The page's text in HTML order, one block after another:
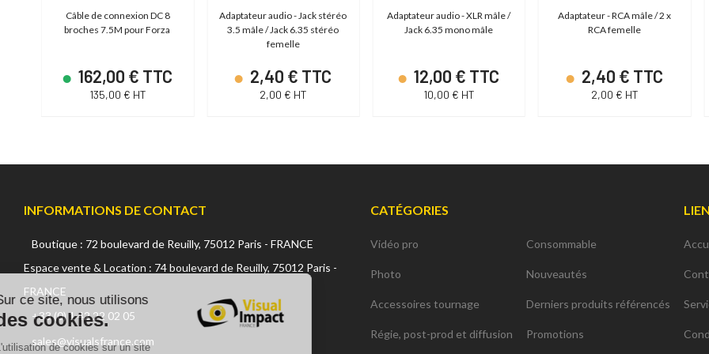
Câble de connexion DC 8
broches 7.5M pour Forza
162,00 € TTC
135,00 € HT
Adaptateur audio - Jack stéréo
3.5 mâle / Jack 6.35 stéréo
femelle
2,40 € TTC
2,00 € HT
Adaptateur audio - XLR mâle /
Jack 6.35 mono mâle
12,00 € TTC
10,00 € HT
Adaptateur - RCA mâle / 2 x
RCA femelle
2,40 € TTC
2,00 € HT
INFORMATIONS DE CONTACT
Boutique : 72 boulevard de Reuilly, 75012 Paris - FRANCE
Espace vente & Location : 74 boulevard de Reuilly, 75012 Paris -
FRANCE
+33 (0) 1 42 22 02 05
sales@visualsfrance.com
CATÉGORIES
Vidéo pro
Photo
Accessoires tournage
Régie, post-prod et diffusion
Consommable
Nouveautés
Derniers produits référencés
Promotions
Sur ce site, nous utilisons
des cookies.
L'utilisation de cookies sur un site